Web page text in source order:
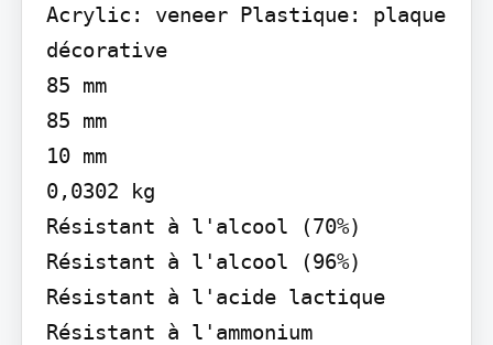
Acrylic: veneer Plastique: plaque
décorative
85 mm
85 mm
10 mm
0,0302 kg
Résistant à l'alcool (70%)
Résistant à l'alcool (96%)
Résistant à l'acide lactique
Résistant à l'ammonium